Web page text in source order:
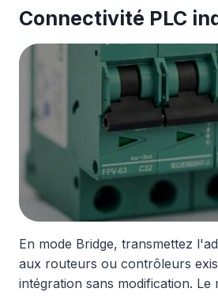
Connectivité PLC
En mode Bridge, transmettez
aux routeurs ou contrôleurs
intégration sans modification. Le